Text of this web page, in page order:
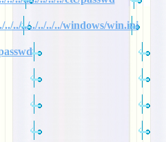
../../../../../../../windows/win.ini